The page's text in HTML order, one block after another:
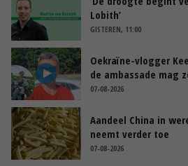
Lobith’
GISTEREN, 11:00
Oekraïne-vlogger
de ambassade mag
07-08-2026
Aandeel China in
neemt verder toe
07-08-2026